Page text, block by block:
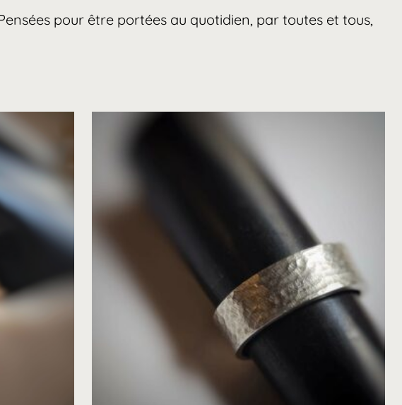
pour être portées au quotidien, par toutes et tous,